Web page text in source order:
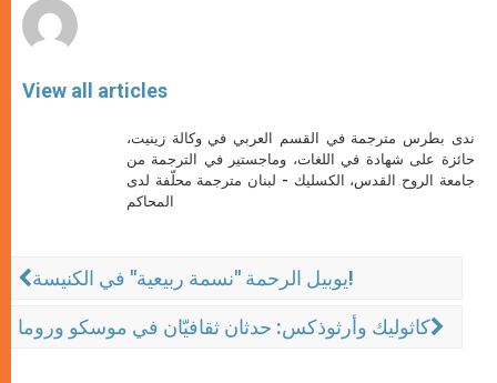
View all articles
ندى بطرس مترجمة في القسم العربي في وكالة زينيت،
حائزة على شهادة في اللغات، وماجستير في الترجمة من
جامعة الروح القدس، الكسليك - لبنان مترجمة محلّفة لدى
المحاكم
يوبيل الرحمة "نسمة ربيعية" في الكنيسة!
كاثوليك وأرثوذكس: حدثان ثقافيّان في موسكو وروما